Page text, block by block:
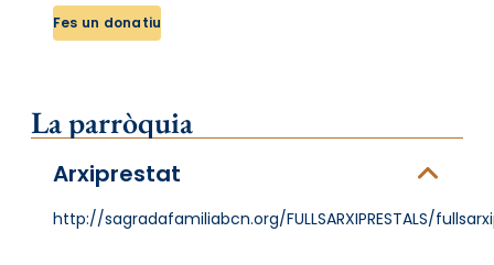
Fes un donatiu
La parròquia
Arxiprestat
http://sagradafamiliabcn.org/FULLSARXIPRESTALS/